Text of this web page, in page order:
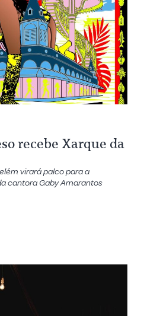
recebe Xarque da
virará palco para a
cantora Gaby Amarantos